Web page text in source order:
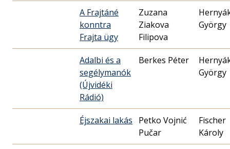
A Frajtáné
konntra
Frajta ügy
Zuzana
Ziakova
Filipova
György
Adalbi és a
segélymanók
(Újvidéki
Rádió)
Berkes Péter
György
Éjszakai lakás
Petko Vojnić
Pučar
Fischer
Károly